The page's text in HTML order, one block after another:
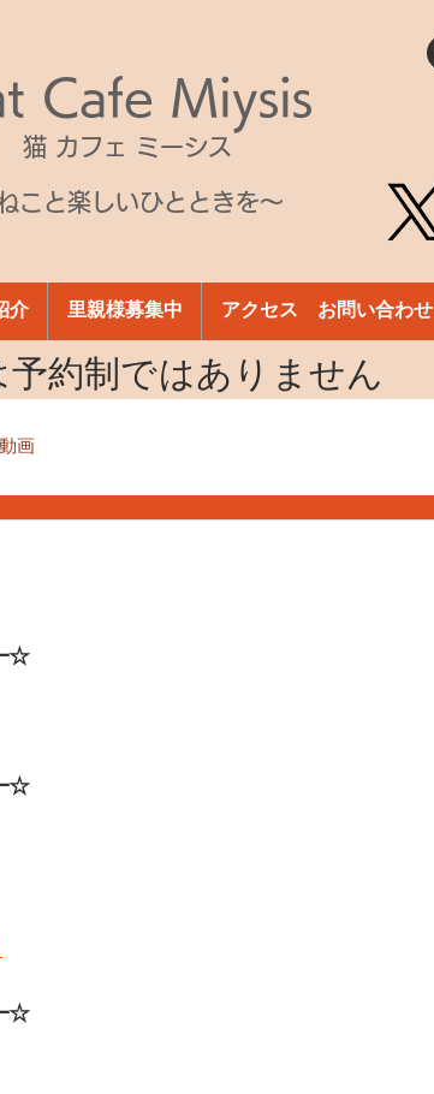
Cafe Miysis
猫 カフェ ミーシス
こと楽しいひとときを～
介 里親様募集中 アクセス お問い合わせ
約制ではありません
動画